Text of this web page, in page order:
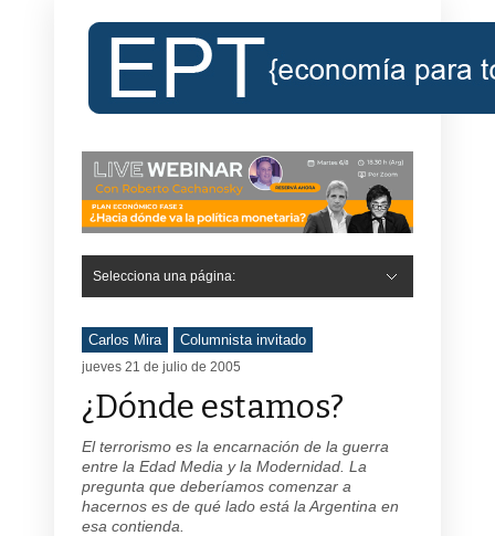
Selecciona una página:
Carlos Mira Columnista invitado
jueves 21 de julio de 2005
¿Dónde estamos?
El terrorismo es la encarnación de la guerra
entre la Edad Media y la Modernidad. La
pregunta que deberíamos comenzar a
hacernos es de qué lado está la Argentina en
esa contienda.